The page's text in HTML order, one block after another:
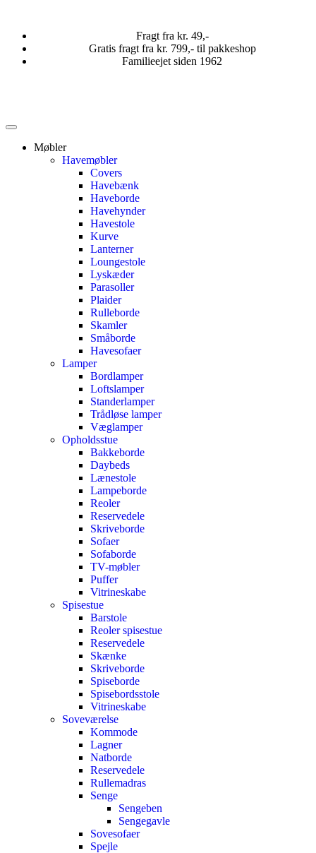
Fragt fra kr. 49,-
Gratis fragt fra kr. 799,- til pakkeshop
Familieejet siden 1962
Møbler
Havemøbler
Covers
Havebænk
Haveborde
Havehynder
Havestole
Kurve
Lanterner
Loungestole
Lyskæder
Parasoller
Plaider
Rulleborde
Skamler
Småborde
Havesofaer
Lamper
Bordlamper
Loftslamper
Standerlamper
Trådløse lamper
Væglamper
Opholdsstue
Bakkeborde
Daybeds
Lænestole
Lampeborde
Reoler
Reservedele
Skriveborde
Sofaer
Sofaborde
TV-møbler
Puffer
Vitrineskabe
Spisestue
Barstole
Reoler spisestue
Reservedele
Skænke
Skriveborde
Spiseborde
Spisebordsstole
Vitrineskabe
Soveværelse
Kommode
Lagner
Natborde
Reservedele
Rullemadras
Senge
Sengeben
Sengegavle
Sovesofaer
Spejle